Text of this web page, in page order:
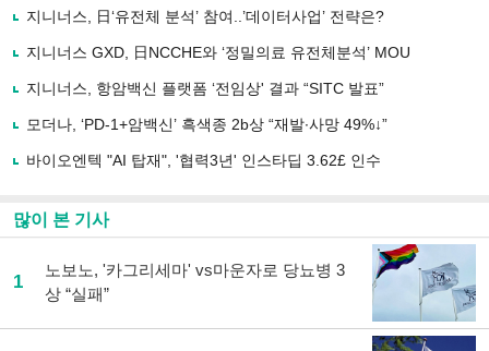
로
기
사
유
기
지니너스, 日‘유전체 분석’ 참여..’데이터사업’ 전략은?
지니너스 GXD, 日NCCHE와 ‘정밀의료 유전체분석’ MOU
지니너스, 항암백신 플랫폼 ‘전임상' 결과 “SITC 발표”
모더나, ‘PD-1+암백신’ 흑색종 2b상 “재발∙사망 49%↓”
바이오엔텍 "AI 탑재", '협력3년' 인스타딥 3.62£ 인수
많이 본 기사
1
노보노, '카그리세마' vs마운자로 당뇨병 3
상 “실패”